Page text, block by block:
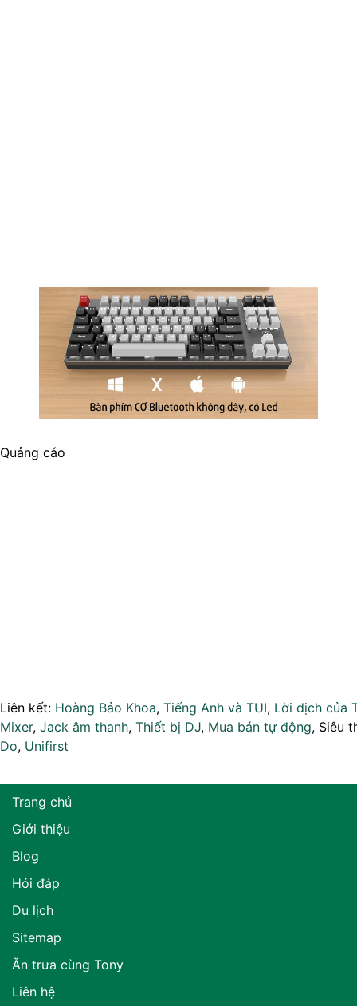
Quảng cáo
Liên kết: Hoàng Bảo Khoa, Tiếng Anh và TUI, Lời dịch của
Mixer, Jack âm thanh, Thiết bị DJ, Mua bán tự động, Siêu
Do, Unifirst
Trang chủ
Giới thiệu
Blog
Hỏi đáp
Du lịch
Sitemap
Ăn trưa cùng Tony
Liên hệ